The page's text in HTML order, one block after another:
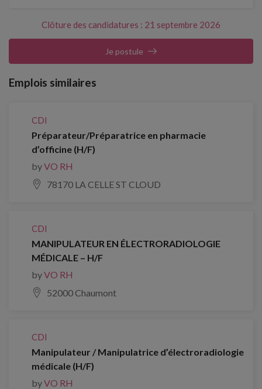
Clôture des candidatures : 21 septembre 2026
Je postule
Emplois similaires
CDI
Préparateur/Préparatrice en pharmacie
d’officine (H/F)
byVO RH
78170 LA CELLE ST CLOUD
CDI
MANIPULATEUR EN ÉLECTRORADIOLOGIE
MÉDICALE – H/F
byVO RH
52000 Chaumont
CDI
Manipulateur / Manipulatrice d’électroradiologie
médicale (H/F)
byVO RH